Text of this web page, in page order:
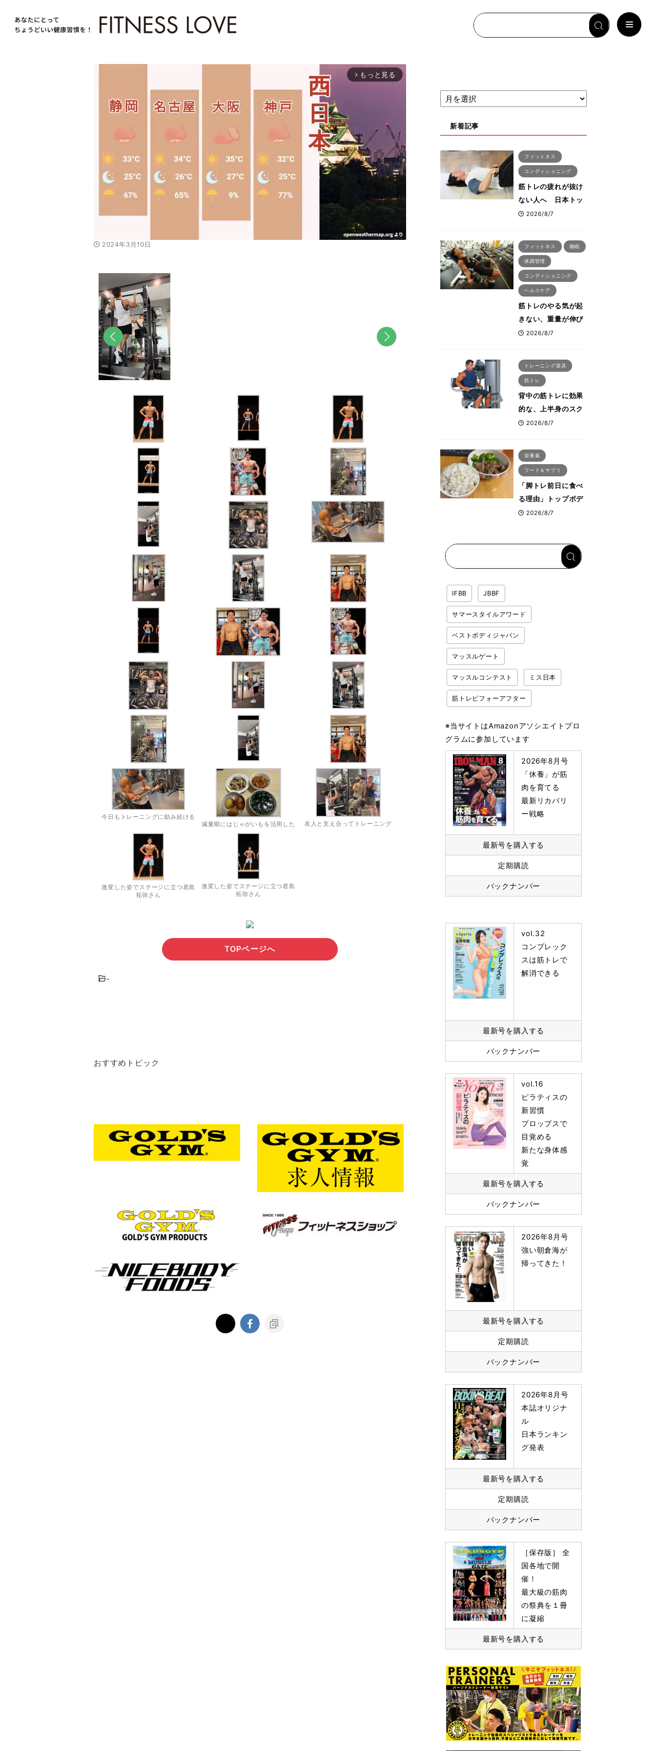
arrow_forward_ios もっと見る
2024年3月10日
前へ
今日もトレーニングに励み続ける
減量期にはじゃがいもを活用した
友人と支え合ってトレーニング
激変した姿でステージに立つ君島
拓弥さん
激変した姿でステージに立つ君島
拓弥さん
TOPページへ
-
おすすめトピック
新着記事
フィットネス
コンディショニング
筋トレの疲れが抜け
ない人へ 日本トッ
プボディビルダー・
る「回復習慣」
2026/8/7
フィットネス 睡眠
体調管理
コンディショニング
ヘルスケア
筋トレのやる気が起
きない、重量が伸び
ない ボディビル世
える食事・睡眠・呼
吸の整え方
2026/8/7
トレーニング器具
筋トレ
背中の筋トレに効果
的な、上半身のスク
ワットとも言われた
ス・プルオーバーマ
シン”とは？
2026/8/7
栄養素
フード＆サプリ
「脚トレ前日に食べ
る理由」トップボデ
ィビルダーが愛用す
2026/8/7
IFBB JBBF
サマースタイルアワード
ベストボディジャパン
マッスルゲート
マッスルコンテスト ミス日本
筋トレビフォーアフター
※当サイトはAmazonアソシエイトプロ
グラムに参加しています
2026年8月号
「休養」が筋
肉を育てる
最新リカバリ
ー戦略
最新号を購入する
定期購読
バックナンバー
vol.32
コンプレック
スは筋トレで
解消できる
最新号を購入する
バックナンバー
vol.16
ピラティスの
新習慣
プロップスで
目覚める
新たな身体感
覚
最新号を購入する
バックナンバー
2026年8月号
強い朝倉海が
帰ってきた！
最新号を購入する
定期購読
バックナンバー
2026年8月号
本誌オリジナ
ル
日本ランキン
グ発表
最新号を購入する
定期購読
バックナンバー
［保存版］ 全
国各地で開
催！
最大級の筋肉
の祭典を１冊
に凝縮
最新号を購入する